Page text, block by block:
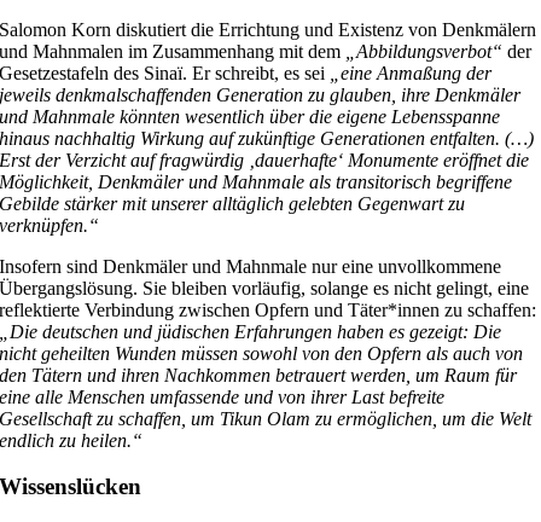
Salomon Korn diskutiert die Errichtung und Existenz von Denkmälern
und Mahnmalen im Zusammenhang mit dem
„Abbildungsverbot“ der
Gesetzestafeln des Sinaï. Er schreibt, es sei
„eine Anmaßung der
jeweils denkmalschaffenden Generation zu glauben, ihre Denkmäler
und Mahnmale könnten wesentlich über die eigene Lebensspanne
hinaus nachhaltig Wirkung auf zukünftige Generationen entfalten. (…)
Erst der Verzicht auf fragwürdig ‚dauerhafte‘ Monumente eröffnet die
Möglichkeit, Denkmäler und Mahnmale als transitorisch begriffene
Gebilde stärker mit unserer alltäglich gelebten Gegenwart zu
verknüpfen.“
Insofern sind Denkmäler und Mahnmale nur eine unvollkommene
Übergangslösung. Sie bleiben vorläufig, solange es nicht gelingt, eine
reflektierte Verbindung zwischen Opfern und Täter*innen zu schaffen:
„Die deutschen und jüdischen Erfahrungen haben es gezeigt: Die
nicht geheilten Wunden müssen sowohl von den Opfern als auch von
den Tätern und ihren Nachkommen betrauert werden, um Raum für
eine alle Menschen umfassende und von ihrer Last befreite
Gesellschaft zu schaffen, um Tikun Olam zu ermöglichen, um die Welt
endlich zu heilen.“
Wissenslücken